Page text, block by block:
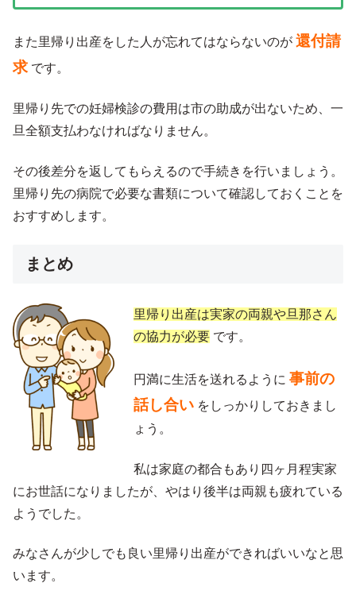
また里帰り出産をした人が忘れてはならないのが 還付請
求 です。
里帰り先での妊婦検診の費用は市の助成が出ないため、一
旦全額支払わなければなりません。
その後差分を返してもらえるので手続きを行いましょう。
里帰り先の病院で必要な書類について確認しておくことを
おすすめします。
まとめ
里帰り出産は実家の両親や旦那さん
の協力が必要 です。
円満に生活を送れるように 事前の
話し合い をしっかりしておきまし
ょう。
私は家庭の都合もあり四ヶ月程実家
にお世話になりましたが、やはり後半は両親も疲れている
ようでした。
みなさんが少しでも良い里帰り出産ができればいいなと思
います。